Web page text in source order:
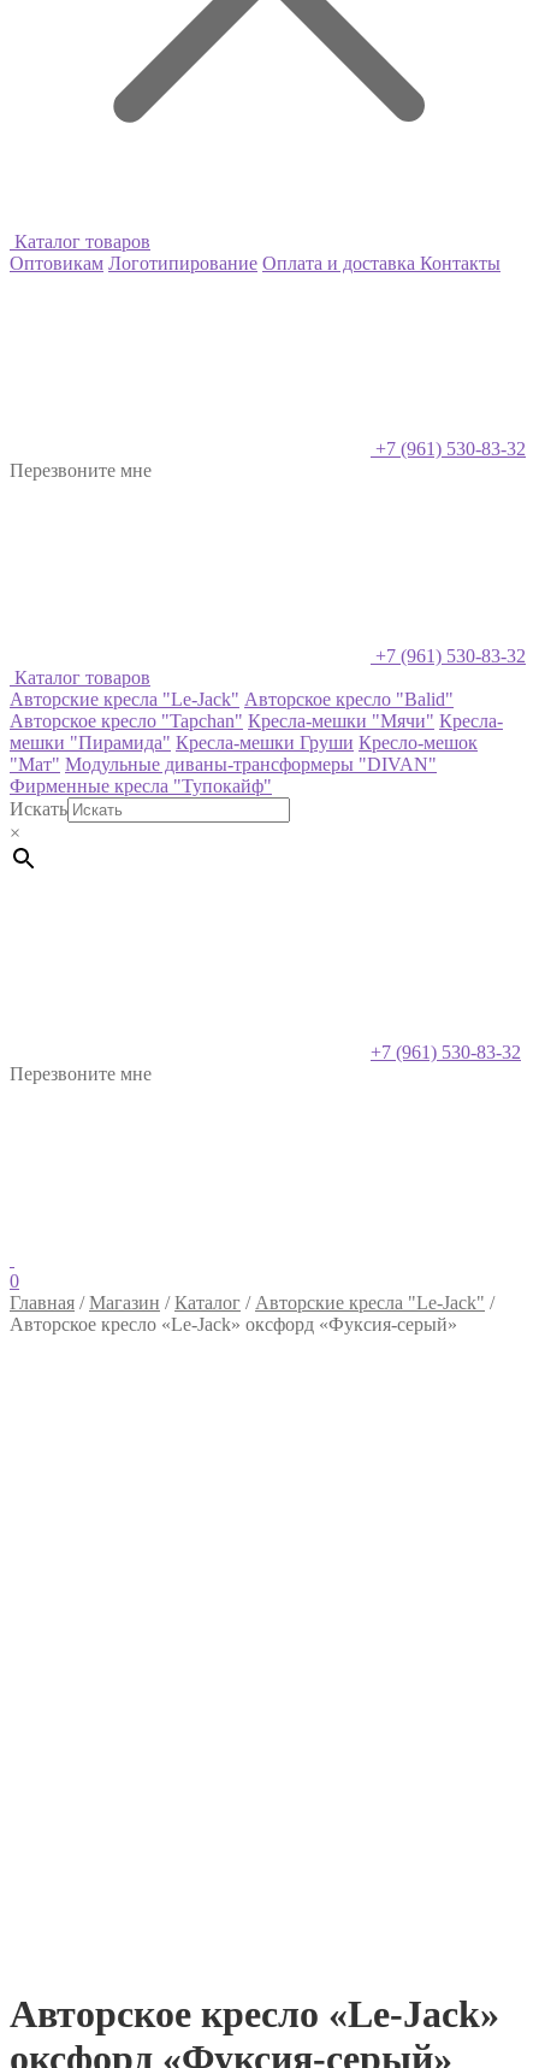
Каталог товаров
Оптовикам Логотипирование Оплата и доставка Контакты
+7 (961) 530-83-32
Перезвоните мне
+7 (961) 530-83-32
Каталог товаров
Авторские кресла "Le-Jack" Авторское кресло "Balid"
Авторское кресло "Tapchan" Кресла-мешки "Мячи" Кресла-
мешки "Пирамида" Кресла-мешки Груши Кресло-мешок
"Мат" Модульные диваны-трансформеры "DIVAN"
Фирменные кресла "Тупокайф"
Искать
×
+7 (961) 530-83-32
Перезвоните мне
0
Главная /Магазин /Каталог / Авторские кресла "Le-Jack" /
Авторское кресло «Le-Jack» оксфорд «Фуксия-серый»
Авторское кресло «Le-Jack»
оксфорд «Фуксия-серый»